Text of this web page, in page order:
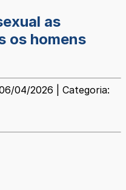
as
os homens
04/2026 | Categoria: